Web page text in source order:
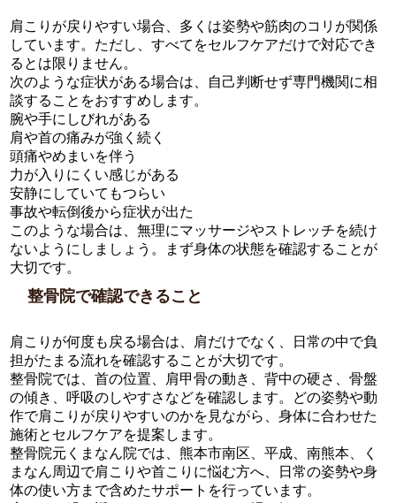
肩こりが戻りやすい場合、多くは姿勢や筋肉のコリが関係
しています。ただし、すべてをセルフケアだけで対応でき
るとは限りません。
次のような症状がある場合は、自己判断せず専門機関に相
談することをおすすめします。
腕や手にしびれがある
肩や首の痛みが強く続く
頭痛やめまいを伴う
力が入りにくい感じがある
安静にしていてもつらい
事故や転倒後から症状が出た
このような場合は、無理にマッサージやストレッチを続け
ないようにしましょう。まず身体の状態を確認することが
大切です。
整骨院で確認できること
肩こりが何度も戻る場合は、肩だけでなく、日常の中で負
担がたまる流れを確認することが大切です。
整骨院では、首の位置、肩甲骨の動き、背中の硬さ、骨盤
の傾き、呼吸のしやすさなどを確認します。どの姿勢や動
作で肩こりが戻りやすいのかを見ながら、身体に合わせた
施術とセルフケアを提案します。
整骨院元くまなん院では、熊本市南区、平成、南熊本、く
まなん周辺で肩こりや首こりに悩む方へ、日常の姿勢や身
体の使い方まで含めたサポートを行っています。